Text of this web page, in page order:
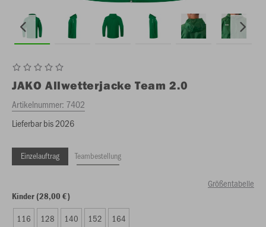
JAKO Allwetterjacke Team 2.0
Artikelnummer: 7402
Lieferbar bis 2026
Einzelauftrag Teambestellung
Größentabelle
Kinder (28,00 €)
116 128 140 152 164